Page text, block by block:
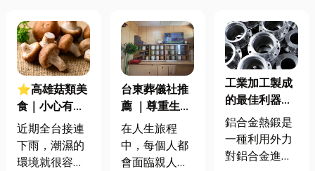
⭐高雄菇類美
食｜小心有毒
「巨大綠褶
菇」！教你安
全吃菇，菇類
近期全台接連
下雨，潮濕的
環境就很容易
台東葬儀社推
薦 ｜尊重生
命、貼心陪伴
每一段告別
在人生旅程
中，每個人都
會面臨親人離
工業加工製成
的最佳利器鋁
合金熱鍛，協
助產業提升零
件強度及安全
鋁合金熱鍛是
一種利用外力
對鋁合金進行